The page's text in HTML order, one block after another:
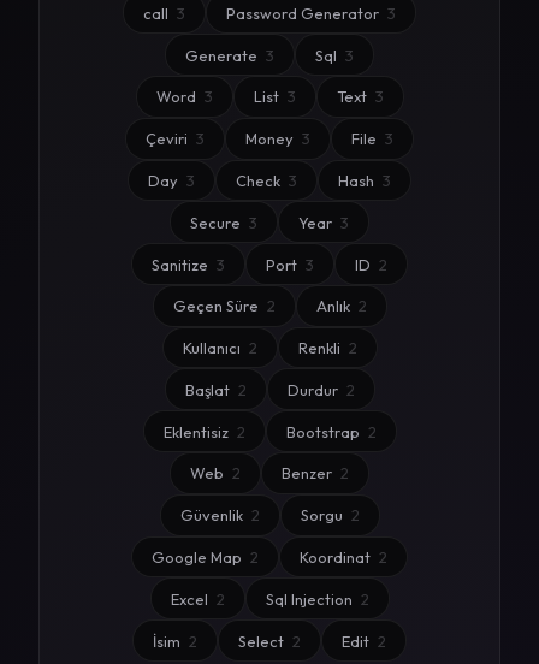
call 3 Password Generator 3
Generate 3 Sql 3
Word 3 List 3 Text 3
Çeviri 3 Money 3 File 3
Day 3 Check 3 Hash 3
Secure 3 Year 3
Sanitize 3 Port 3 ID 2
Geçen Süre 2 Anlık 2
Kullanıcı 2 Renkli 2
Başlat 2 Durdur 2
Eklentisiz 2 Bootstrap 2
Web 2 Benzer 2
Güvenlik 2 Sorgu 2
Google Map 2 Koordinat 2
Excel 2 Sql Injection 2
İsim 2 Select 2 Edit 2